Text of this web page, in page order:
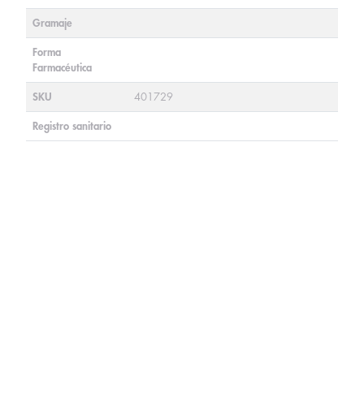
Gramaje
Forma
Farmacéutica
SKU 401729
Registro sanitario